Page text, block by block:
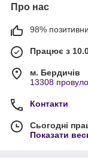
Про нас
98%
Працює з
м. Бердичів
13308
Контакти
Сьогодні
Показати